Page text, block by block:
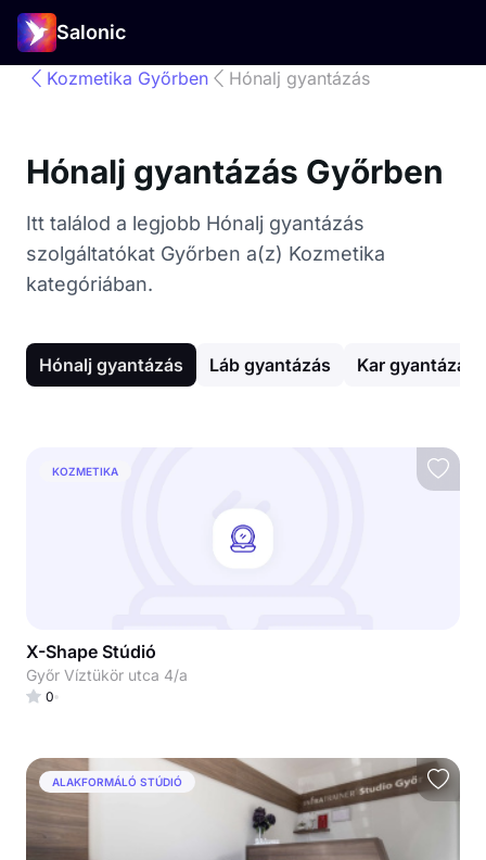
Salonic
Kozmetika Győrben Hónalj gyantázás
Hónalj gyantázás Győrben
Itt találod a legjobb Hónalj gyantázás
szolgáltatókat Győrben a(z) Kozmetika
kategóriában.
Hónalj gyantázás Láb gyantázás Kar gyantázás
KOZMETIKA
X-Shape Stúdió
Győr Víztükör utca 4/a
0
ALAKFORMÁLÓ STÚDIÓ